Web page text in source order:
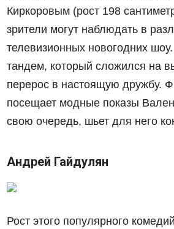
Киркоровым (рост 198
зрители могут наблюдать в
телевизионных новогодних
тандем, который сложился на
перерос в настоящую дружбу.
посещает модные показы
свою очередь, шьет для него
Андрей Гайдулян
Рост этого популярного